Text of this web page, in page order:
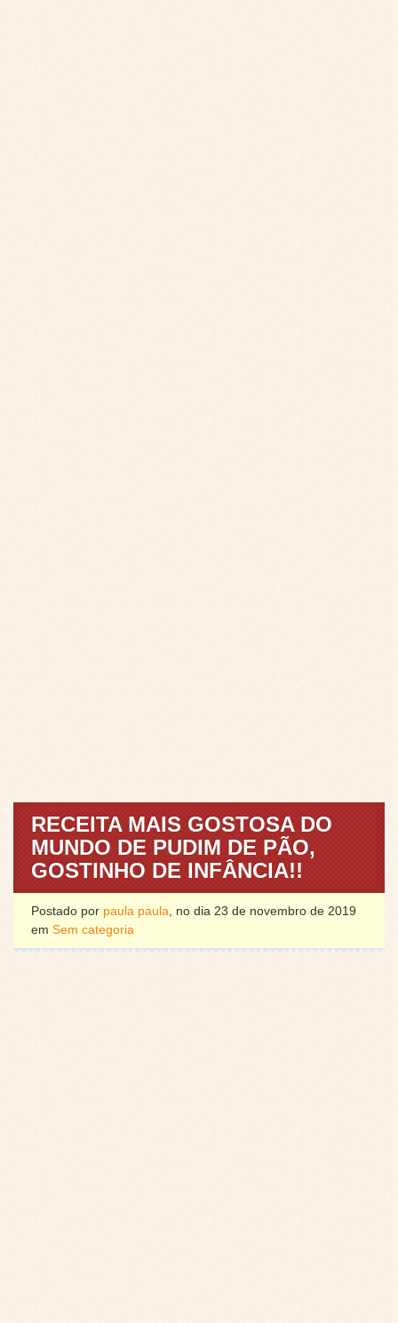
RECEITA MAIS GOSTOSA DO
MUNDO DE PUDIM DE PÃO,
GOSTINHO DE INFÂNCIA!!
Postado por paula paula, no dia 23 de novembro de 2019
em Sem categoria